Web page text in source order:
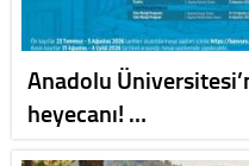
Anadolu
heyecanı! …